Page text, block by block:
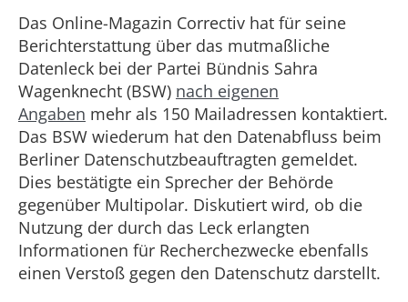
Das Online-Magazin Correctiv hat für seine
Berichterstattung über das mutmaßliche
Datenleck bei der Partei Bündnis Sahra
Wagenknecht (BSW) nach eigenen
Angaben mehr als 150 Mailadressen kontaktiert.
Das BSW wiederum hat den Datenabfluss beim
Berliner Datenschutzbeauftragten gemeldet.
Dies bestätigte ein Sprecher der Behörde
gegenüber Multipolar. Diskutiert wird, ob die
Nutzung der durch das Leck erlangten
Informationen für Recherchezwecke ebenfalls
einen Verstoß gegen den Datenschutz darstellt.